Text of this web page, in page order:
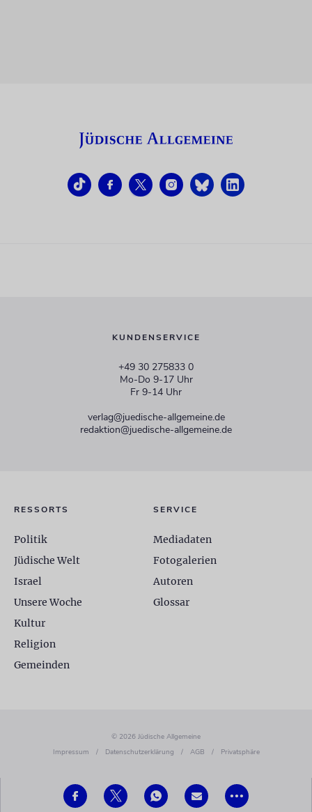
•••
KUNDENSERVICE
+49 30 275833 0
Mo-Do 9-17 Uhr
Fr 9-14 Uhr
verlag@juedische-allgemeine.de
redaktion@juedische-allgemeine.de
RESSORTS
Politik
Jüdische Welt
Israel
Unsere Woche
Kultur
Religion
Gemeinden
SERVICE
Mediadaten
Fotogalerien
Autoren
Glossar
© 2026 Jüdische Allgemeine
Impressum
/ Datenschutzerklärung / AGB / Privatsphäre